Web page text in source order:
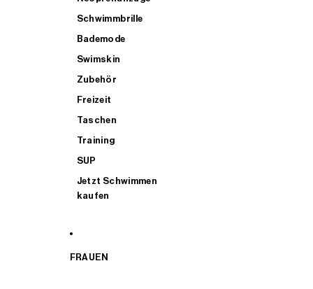
Schwimmbrille
Bademode
Swimskin
Zubehör
Freizeit
Taschen
Training
SUP
Jetzt Schwimmen
kaufen
FRAUEN